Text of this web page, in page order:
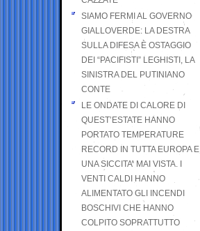
SIAMO FERMI AL GOVERNO
GIALLOVERDE: LA DESTRA
SULLA DIFESA È OSTAGGIO
DEI “PACIFISTI” LEGHISTI, LA
SINISTRA DEL PUTINIANO
CONTE
LE ONDATE DI CALORE DI
QUEST’ESTATE HANNO
PORTATO TEMPERATURE
RECORD IN TUTTA EUROPA E
UNA SICCITA’ MAI VISTA. I
VENTI CALDI HANNO
ALIMENTATO GLI INCENDI
BOSCHIVI CHE HANNO
COLPITO SOPRATTUTTO